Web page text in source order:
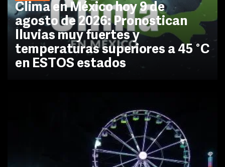
Clima en México hoy 9 de
agosto de 2026: Pronostican
lluvias muy fuertes y
temperaturas superiores a 45 °C
en ESTOS estados